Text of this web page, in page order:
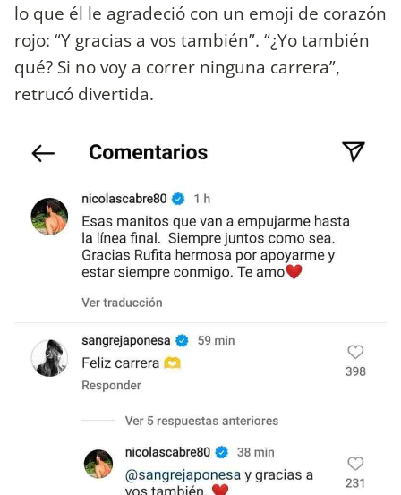
lo que él le agradeció con un emoji de corazón
rojo: “Y gracias a vos también”. “¿Yo también
qué? Si no voy a correr ninguna carrera”,
retrucó divertida.